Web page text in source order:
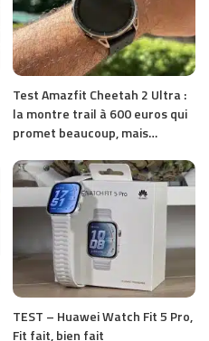
Test Amazfit Cheetah 2 Ultra :
la montre trail à 600 euros qui
promet beaucoup, mais…
TEST – Huawei Watch Fit 5 Pro,
Fit fait, bien fait